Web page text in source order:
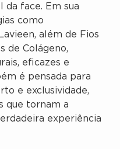
face. Em sua
como
além de Fios
de Colágeno,
eficazes e
é pensada para
e exclusividade,
que tornam a
experiência